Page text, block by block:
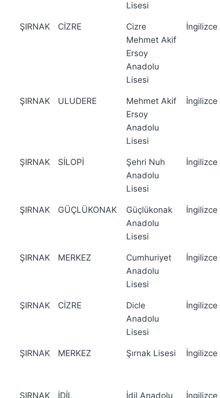
Lisesi
ŞIRNAK CİZRE
Cizre
Mehmet Akif
Ersoy
Anadolu
Lisesi
İngilizce
ŞIRNAK ULUDERE
Mehmet Akif
Ersoy
Anadolu
Lisesi
İngilizce
ŞIRNAK SİLOPİ
Şehri Nuh
Anadolu
Lisesi
İngilizce
ŞIRNAK GÜÇLÜKONAK
Güçlükonak
Anadolu
Lisesi
İngilizce
ŞIRNAK MERKEZ
Cumhuriyet
Anadolu
Lisesi
İngilizce
ŞIRNAK CİZRE
Dicle
Anadolu
Lisesi
İngilizce
ŞIRNAK MERKEZ Şırnak Lisesi İngilizce
ŞIRNAK İDİL İdil Anadolu İngilizce